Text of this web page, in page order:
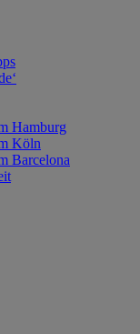
Hamburg
Köln
Barcelona